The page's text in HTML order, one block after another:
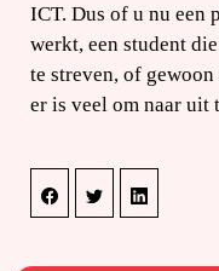
ICT. Dus of u nu een
werkt, een student
te streven, of
er is veel om naar uit